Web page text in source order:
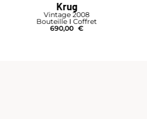
Krug
Vintage 2008
Bouteille I Coffret
690,00 €